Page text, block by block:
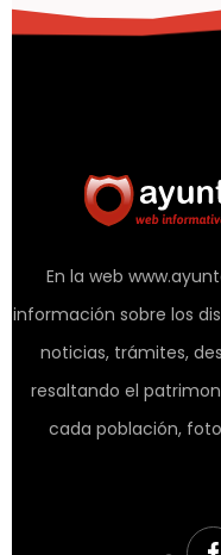
En la web
información sobre los
noticias, trámites,
resaltando el
cada población,